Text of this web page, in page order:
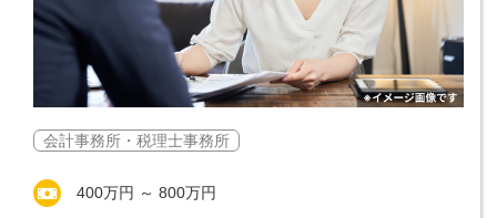
会計事務所・税理士事務所
400万円 ～ 800万円